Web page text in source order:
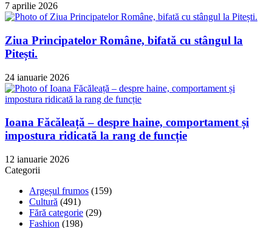
7 aprilie 2026
Ziua Principatelor Române, bifată cu stângul la
Pitești.
24 ianuarie 2026
Ioana Făcăleață – despre haine, comportament și
impostura ridicată la rang de funcție
12 ianuarie 2026
Categorii
Argeșul frumos (159)
Cultură (491)
Fără categorie (29)
Fashion (198)